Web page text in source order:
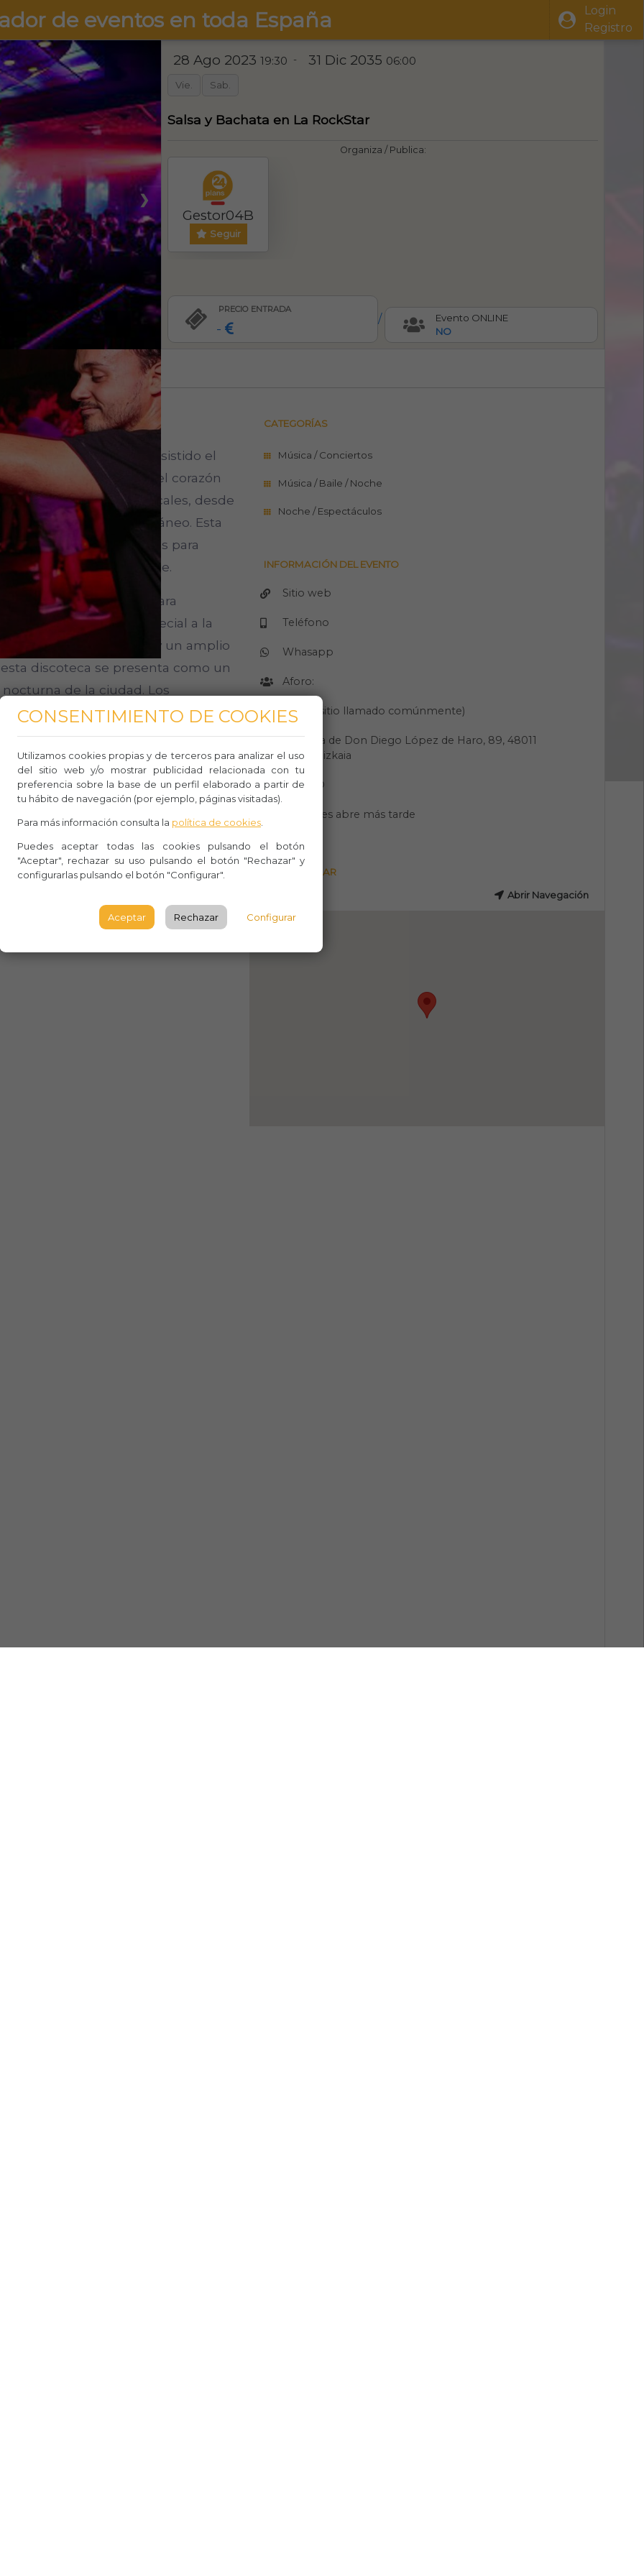
de eventos en toda España
Login
Registro
❯
28 Ago 2023 19:30 - 31 Dic 2035 06:00
Vie. Sab.
Salsa y Bachata en La RockStar
Organiza / Publica:
Gestor04B
Seguir
PRECIO ENTRADA
-
/
Evento ONLINE
NO
669 0 0
emblemático que ha resistido el
versatilidad. Situada en el corazón
de estilos musicales, desde
el indie más contemporáneo. Esta
brindando opciones para
nocturna inolvidable.
en escenario para
un toque especial a la
cada fin de semana y un amplio
discoteca se presenta como un
de la ciudad. Los
espacio animado donde la gente
y sumergirse en la cultura
es, sin duda, una oportunidad para
y disfrutar de la música en
CATEGORÍAS
Música / Conciertos
Música / Baile / Noche
Noche / Espectáculos
INFORMACIÓN DEL EVENTO
Sitio web
Teléfono
Whasapp
Aforo:
Lugar (sitio llamado comúnmente)
Gran Vía de Don Diego López de Haro, 89, 48011
Bilbo, Bizkaia
BILBAO
El viernes abre más tarde
CÓMO LLEGAR
Abrir Navegación
CONSENTIMIENTO DE COOKIES
Utilizamos cookies propias y de terceros para analizar el uso
del sitio web y/o mostrar publicidad relacionada con tu
preferencia sobre la base de un perfil elaborado a partir de
tu hábito de navegación (por ejemplo, páginas visitadas).
Para más información consulta la política de cookies
Puedes aceptar todas las cookies pulsando el botón
"Aceptar", rechazar su uso pulsando el botón "Rechazar" y
configurarlas pulsando el botón "Configurar".
Aceptar Rechazar Configurar